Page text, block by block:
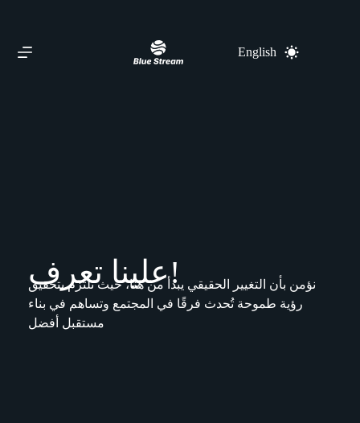
English
تعرف علينا!
نؤمن بأن التغيير الحقيقي يبدأ من هنا، حيث نلتزم بتحقيق
رؤية طموحة تُحدث فرقًا في المجتمع وتساهم في بناء
مستقبل أفضل